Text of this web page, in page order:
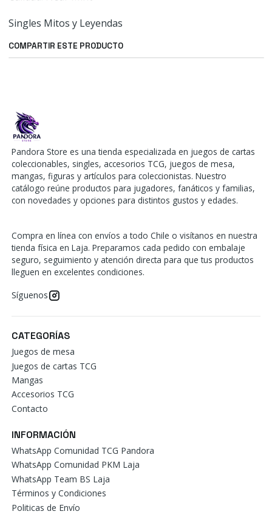
Singles Mitos y Leyendas
COMPARTIR ESTE PRODUCTO
Pandora Store es una tienda especializada en juegos de cartas
coleccionables, singles, accesorios TCG, juegos de mesa,
mangas, figuras y artículos para coleccionistas. Nuestro
catálogo reúne productos para jugadores, fanáticos y familias,
con novedades y opciones para distintos gustos y edades.
Compra en línea con envíos a todo Chile o visítanos en nuestra
tienda física en Laja. Preparamos cada pedido con embalaje
seguro, seguimiento y atención directa para que tus productos
lleguen en excelentes condiciones.
Síguenos
CATEGORÍAS
Juegos de mesa
Juegos de cartas TCG
Mangas
Accesorios TCG
Contacto
INFORMACIÓN
WhatsApp Comunidad TCG Pandora
WhatsApp Comunidad PKM Laja
WhatsApp Team BS Laja
Términos y Condiciones
Politicas de Envío